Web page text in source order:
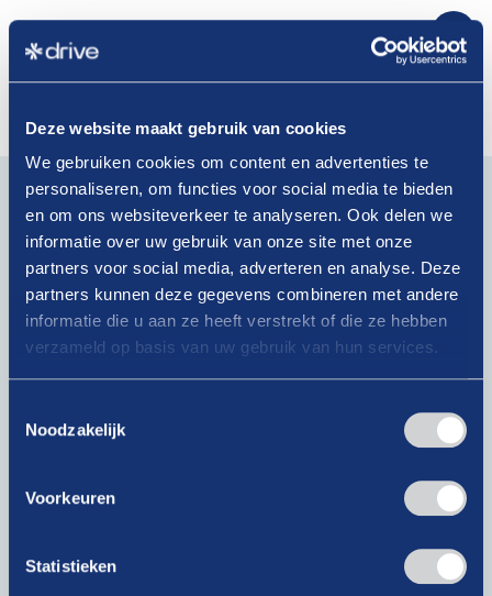
Deze website maakt gebruik van cookies
We gebruiken cookies om content en advertenties te
personaliseren, om functies voor social media te bieden
en om ons websiteverkeer te analyseren. Ook delen we
informatie over uw gebruik van onze site met onze
partners voor social media, adverteren en analyse. Deze
partners kunnen deze gegevens combineren met andere
informatie die u aan ze heeft verstrekt of die ze hebben
verzameld op basis van uw gebruik van hun services.
Noodzakelijk
Voorkeuren
Statistieken
Blijf op de hoogte van actueel branchenieuws. Schrijf je
in voor onze nieuwsbrief!
E-
mailadres
(Vereist)
Krijg als lid toegang tot exclusieve artikelen!